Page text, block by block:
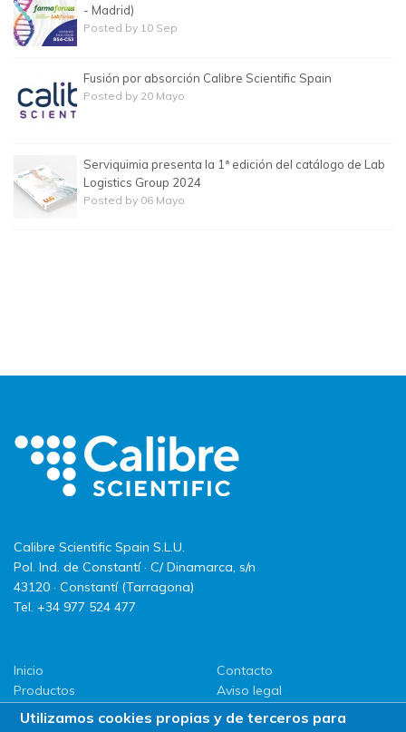
- Madrid)
Posted by 10 Sep
Fusión por absorción Calibre Scientific Spain
Posted by 20 Mayo
Serviquimia presenta la 1ª edición del catálogo de Lab
Logistics Group 2024
Posted by 06 Mayo
Calibre Scientific Spain S.L.U.
Pol. Ind. de Constantí · C/ Dinamarca, s/n
43120 · Constantí (Tarragona)
Tel. +34 977 524 477
Inicio
Productos
LLG
Contacto
Aviso legal
Política de privacidad
Utilizamos cookies propias y de terceros para